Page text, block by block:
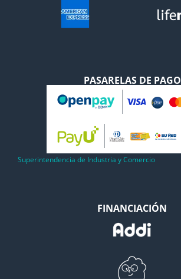
PASARELAS DE PAGO
Superintendencia de Industria y Comercio
FINANCIACIÓN